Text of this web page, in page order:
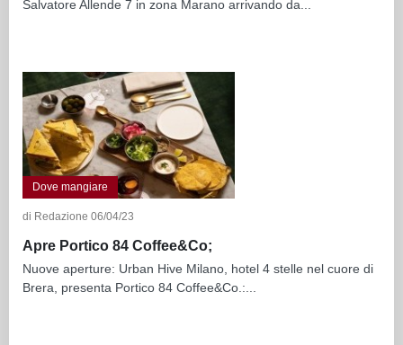
Salvatore Allende 7 in zona Marano arrivando da...
Dove mangiare
di Redazione 06/04/23
Apre Portico 84 Coffee&Co;
Nuove aperture: Urban Hive Milano, hotel 4 stelle nel cuore di
Brera, presenta Portico 84 Coffee&Co.:...